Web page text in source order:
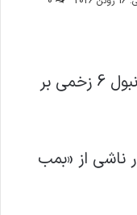
انفجار اتوبوس گردشگران در استانبول 6 زخمی بر
ناشی از «بمب